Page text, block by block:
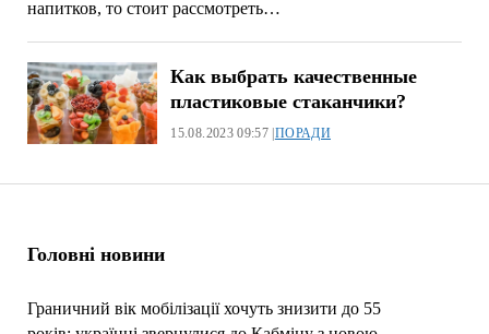
Головні новини
Граничний вік мобілізації хочуть знизити до 55
напитков, то стоит рассмотреть…
Как выбрать качественные
пластиковые стаканчики?
15.08.2023 09:57 |ПОРАДИ